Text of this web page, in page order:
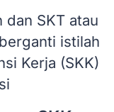
dan SKT atau
istilah
Kerja (SKK)